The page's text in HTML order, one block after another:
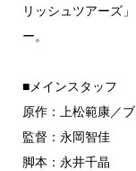
リッシュツアーズ
ー。
■メインスタッフ
原作：上松範康／
監督：永岡智佳
脚本：永井千晶